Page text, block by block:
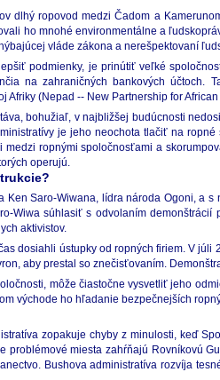
dlhý ropovod medzi Čadom a
ho mnohé environmentálne a
vláde zákona a nerešpektovaní
podmienky, je prinútiť veľké
na zahraničných bankových účtoch.
Afriky (Nepad -- New Partnership for
bohužiaľ, v najbližšej budúcnosti
je jeho neochota tlačiť na
ropnými spoločnosťami a
operujú.
Saro-Wiwana, lídra národa Ogoni, a
Wiwa súhlasiť s odvolaním
aktivistov.
dosiahli ústupky od ropných firiem. V
aby prestal so znečisťovaním.
môže čiastočne vysvetliť jeho
východe ho hľadanie bezpečnejších
zopakuje chyby z minulosti, keď
problémové miesta zahŕňajú Rovníkovú
Bushova administratíva rozvíja